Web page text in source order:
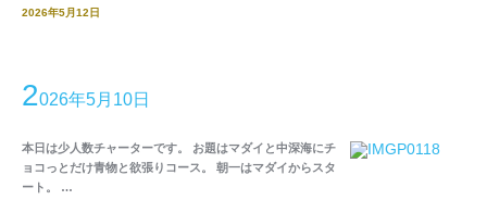
2026年5月12日
2026年5月10日
本日は少人数チャーターです。 お題はマダイと中深海にチ
ョコっとだけ青物と欲張りコース。 朝一はマダイからスタ
ート。 …